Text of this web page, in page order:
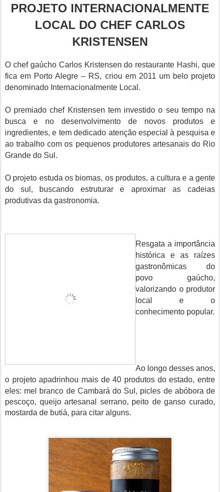
PROJETO INTERNACIONALMENTE
LOCAL DO CHEF CARLOS
KRISTENSEN
O chef gaúcho Carlos Kristensen do restaurante Hashi, que
fica em Porto Alegre – RS, criou em 2011 um belo projeto
denominado Internacionalmente Local.
O premiado chef Kristensen tem investido o seu tempo na
busca e no desenvolvimento de novos produtos e
ingredientes, e tem dedicado atenção especial à pesquisa e
ao trabalho com os pequenos produtores artesanais do Rio
Grande do Sul.
O projeto estuda os biomas, os produtos, a cultura e a gente
do sul, buscando estruturar e aproximar as cadeias
produtivas da gastronomia.
Resgata a importância
histórica e as raízes
gastronômicas do
povo gaúcho,
valorizando o produtor
local e o
conhecimento popular.
Ao longo desses anos,
o projeto apadrinhou mais de 40 produtos do estado, entre
eles: mel branco de Cambará do Sul, picles de abóbora de
pescoço, queijo artesanal serrano, peito de ganso curado,
mostarda de butiá, para citar alguns.